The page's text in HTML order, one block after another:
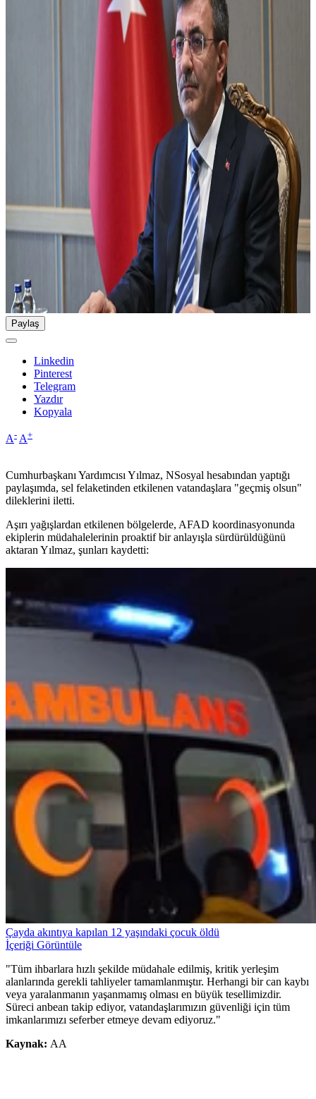
Paylaş
Linkedin
Pinterest
Telegram
Yazdır
Kopyala
A- A+
Cumhurbaşkanı Yardımcısı Yılmaz, NSosyal hesabından yaptığı
paylaşımda, sel felaketinden etkilenen vatandaşlara "geçmiş olsun"
dileklerini iletti.
Aşırı yağışlardan etkilenen bölgelerde, AFAD koordinasyonunda
ekiplerin müdahalelerinin proaktif bir anlayışla sürdürüldüğünü
aktaran Yılmaz, şunları kaydetti:
Çayda akıntıya kapılan 12 yaşındaki çocuk öldü
İçeriği Görüntüle
"Tüm ihbarlara hızlı şekilde müdahale edilmiş, kritik yerleşim
alanlarında gerekli tahliyeler tamamlanmıştır. Herhangi bir can kaybı
veya yaralanmanın yaşanmamış olması en büyük tesellimizdir.
Süreci anbean takip ediyor, vatandaşlarımızın güvenliği için tüm
imkanlarımızı seferber etmeye devam ediyoruz."
Kaynak: AA